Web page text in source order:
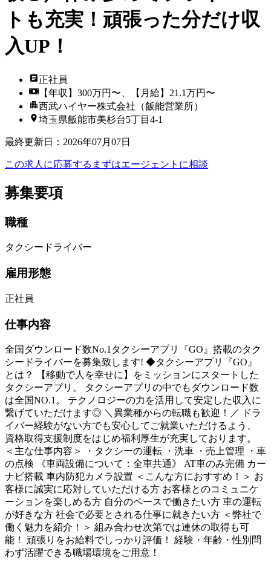
トも充実！頑張った分だけ収
入UP！
正社員
【年収】300万円〜、【月給】21.1万円〜
西武ハイヤー株式会社（飯能営業所）
埼玉県飯能市美杉台5丁目4-1
最終更新日 ： 2026年07月07日
この求人に応募する まずはエージェントに相談
募集要項
職種
タクシードライバー
雇用形態
正社員
仕事内容
全国ダウンロード数No.1タクシーアプリ『GO』搭載のタク
シードライバーを募集致します! ◆タクシーアプリ『GO』
とは？ 【移動で人を幸せに】をミッションにスタートした
タクシーアプリ。 タクシーアプリの中でもダウンロード数
は全国NO.1。 テクノロジーの力を活用して安定した収入に
繋げていただけます◎ ＼異業種からの転職も歓迎！／ ドラ
イバー経験がない方でも安心してご就業いただけるよう、
資格取得支援制度をはじめ福利厚生が充実しております。
＜主な仕事内容＞ ・タクシーの運転 ・洗車 ・売上管理 ・車
の点検 《車両設備について：全車共通》 AT車のみ完備 カー
ナビ搭載 車内防犯カメラ設置 ＜こんな方におすすめ！＞ お
客様に誠実に応対していただける方 お客様とのコミュニケ
ーションを楽しめる方 自分のペースで働きたい方 車の運転
が好きな方 社会で必要とされる仕事に就きたい方 ＜弊社で
働く魅力を紹介！＞ 組み合わせ次第では連休の取得も可
能！ 頑張りをお給料でしっかり評価！ 経験・年齢・性別問
わず活躍できる職場環境をご用意！